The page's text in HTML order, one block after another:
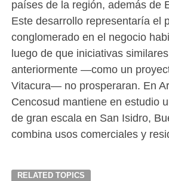
países de la región, además de
Este desarrollo representaría el
conglomerado en el negocio
luego de que iniciativas
anteriormente —como un
Vitacura— no prosperaran. En
Cencosud mantiene en estudio
de gran escala en San Isidro,
combina usos comerciales y
RELATED TOPICS